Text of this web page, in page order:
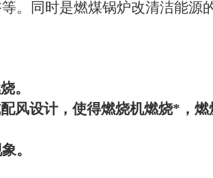
。同时是燃煤锅炉改清洁能源
。
风设计，使得燃烧机燃烧*，
。